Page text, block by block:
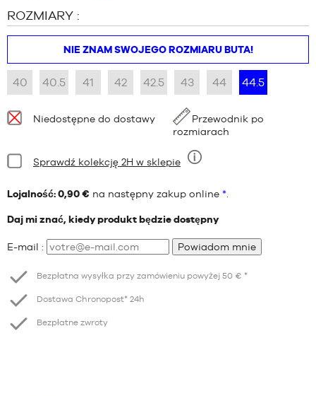
ROZMIARY :
NIE ZNAM SWOJEGO ROZMIARU BUTA!
40 40.5 41 42 42.5 43 44 44.5
Dostępność:Niedostępne do dostawy
Przewodnik po
rozmiarach
Stan:
Dziewięć
Sprawdź kolekcję 2H w sklepie
Lojalność: 0,90 € na następny zakup online *.
Daj mi znać, kiedy produkt będzie dostępny
E-mail : Powiadom mnie
Bezpłatna wysyłka przy zamówieniu powyżej 50 € *
Dostawa Chronopost* 24h
Bezpłatne zwroty